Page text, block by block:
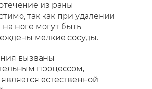
из раны
так как при удалении
ноге могут быть
мелкие сосуды.
вызваны
процессом,
естественной